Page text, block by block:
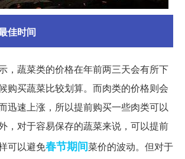
佳时间
，蔬菜类的价格在年前两三天会有所下
购买蔬菜比较划算。而肉类的价格则会
迅速上涨，所以提前购买一些肉类可以
，对于容易保存的蔬菜来说，可以提前
可以避免春节期间菜价的波动。但对于